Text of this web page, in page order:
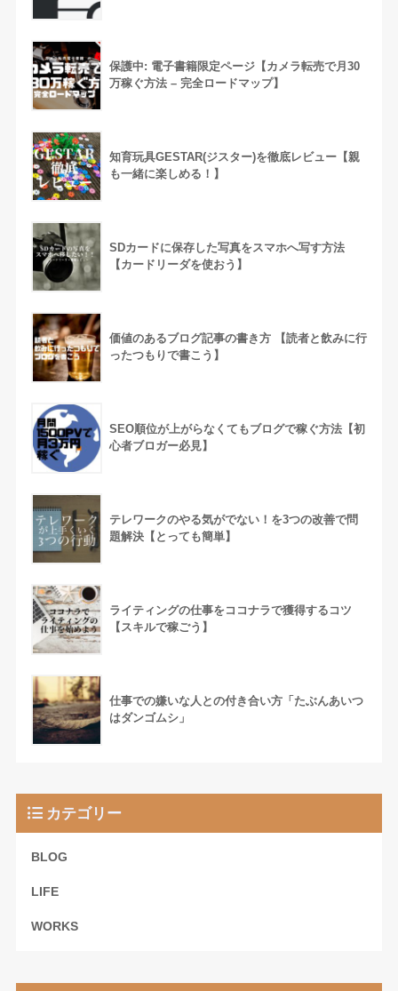
保護中: 電子書籍限定ページ【カメラ転売で月30
万稼ぐ方法 – 完全ロードマップ】
知育玩具GESTAR(ジスター)を徹底レビュー【親
も一緒に楽しめる！】
SDカードに保存した写真をスマホへ写す方法
【カードリーダを使おう】
価値のあるブログ記事の書き方 【読者と飲みに行
ったつもりで書こう】
SEO順位が上がらなくてもブログで稼ぐ方法【初
心者ブロガー必見】
テレワークのやる気がでない！を3つの改善で問
題解決【とっても簡単】
ライティングの仕事をココナラで獲得するコツ
【スキルで稼ごう】
仕事での嫌いな人との付き合い方「たぶんあいつ
はダンゴムシ」
カテゴリー
BLOG
LIFE
WORKS